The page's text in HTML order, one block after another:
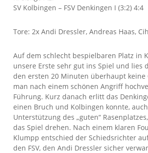
SV Kolbingen – FSV Denkingen I (3:2) 4:4
Tore: 2x Andi Dressler, Andreas Haas,
Auf dem schlecht bespielbaren Platz in
unsere Erste sehr gut ins Spiel und lies
den ersten 20 Minuten überhaupt keine
man nach einem schönen Angriff
Führung. Kurz danach erlitt das
einen Bruch und Kolbingen konnte,
Unterstützung des „guten“
das Spiel drehen. Nach einem klaren
Klumpp entschied der Schiedsrichter
den FSV, den Andi Dressler sicher